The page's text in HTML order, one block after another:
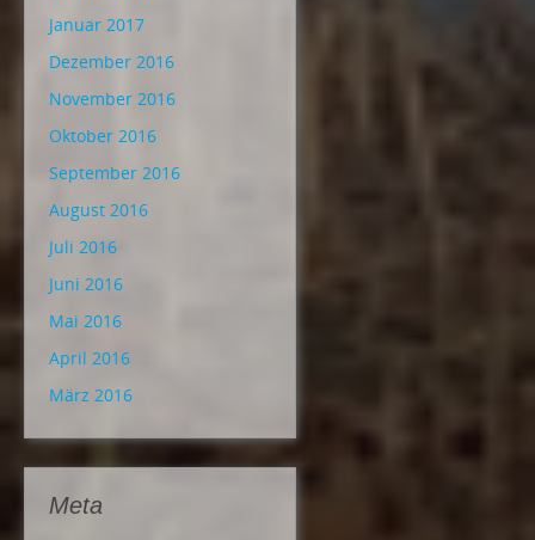
Januar 2017
Dezember 2016
November 2016
Oktober 2016
September 2016
August 2016
Juli 2016
Juni 2016
Mai 2016
April 2016
März 2016
Meta